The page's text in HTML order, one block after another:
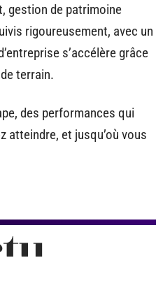
gestion de patrimoine
rigoureusement, avec un
s’accélère grâce
terrain.
des performances qui
atteindre, et jusqu’où vous